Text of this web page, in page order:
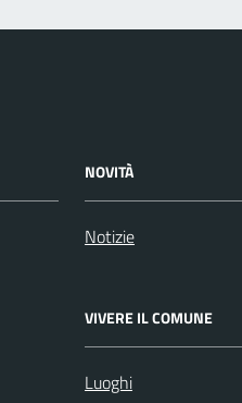
NOVITÀ
Notizie
VIVERE IL COMUNE
Luoghi